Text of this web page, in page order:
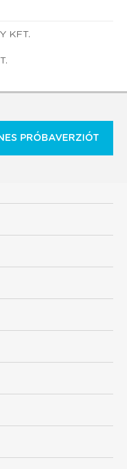
KFT.
PRÓBAVERZIÓT